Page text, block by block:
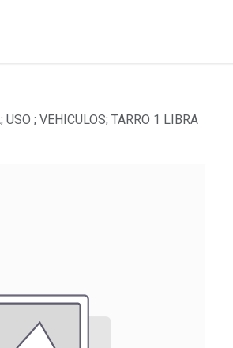
; VEHICULOS; TARRO 1 LIBRA